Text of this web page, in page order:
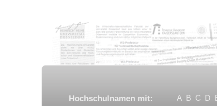
Hochschulnamen mit: A B C D